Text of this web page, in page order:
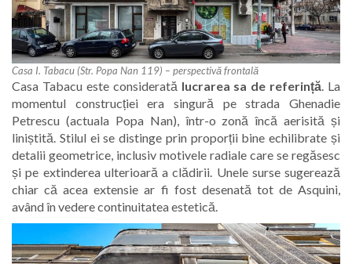
Casa I. Tabacu (Str. Popa Nan 119) – perspectivă frontală
Casa Tabacu este considerată lucrarea sa de referință. La
momentul construcției era singură pe strada Ghenadie
Petrescu (actuala Popa Nan), într-o zonă încă aerisită și
liniștită. Stilul ei se distinge prin proporții bine echilibrate și
detalii geometrice, inclusiv motivele radiale care se regăsesc
și pe extinderea ulterioară a clădirii. Unele surse sugerează
chiar că acea extensie ar fi fost desenată tot de Asquini,
având în vedere continuitatea estetică.